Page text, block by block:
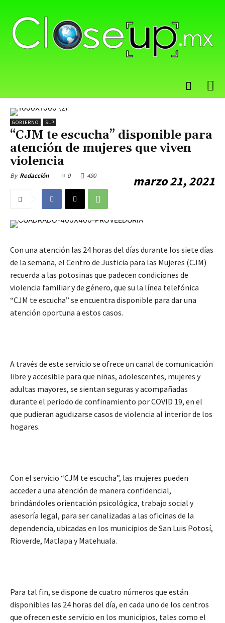
GOBIERNO SLP
“CJM te escucha” disponible para
atención de mujeres que viven
violencia
By Redacción marzo 21, 2021
0 490
Con una atención las 24 horas del días durante los siete días
de la semana, el Centro de Justicia para las Mujeres (CJM)
recuerda a las potosinas que padecen condiciones de
violencia familiar y de género, que su la línea telefónica
“CJM te escucha” se encuentra disponible para dar una
atención oportuna a estos casos.
A través de este servicio se ofrece un canal de comunicación
libre y accesible para que niñas, adolescentes, mujeres y
adultas mayores, se sientan seguras y acompañadas
durante el periodo de confinamiento por COVID 19, en el
que pudieran agudizarse casos de violencia al interior de los
hogares.
Con el servicio “CJM te escucha”, las mujeres pueden
acceder a una atención de manera confidencial,
brindándoles orientación psicológica, trabajo social y
asesoría legal, para ser canalizadas a las oficinas de la
dependencia, ubicadas en los municipios de San Luis Potosí,
Rioverde, Matlapa y Matehuala.
Para tal fin, se dispone de cuatro números que están
disponibles las 24 horas del día, en cada uno de los centros
que ofrecen este servicio en los municipios, tales como el